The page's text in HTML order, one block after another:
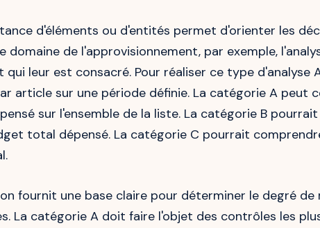
d'éléments ou d'entités permet d'orienter les
domaine de l'approvisionnement, par exemple,
leur est consacré. Pour réaliser ce type
article sur une période définie. La catégorie A peut
sur l'ensemble de la liste. La catégorie B
total dépensé. La catégorie C pourrait
fournit une base claire pour déterminer le degré
La catégorie A doit faire l'objet des contrôles les